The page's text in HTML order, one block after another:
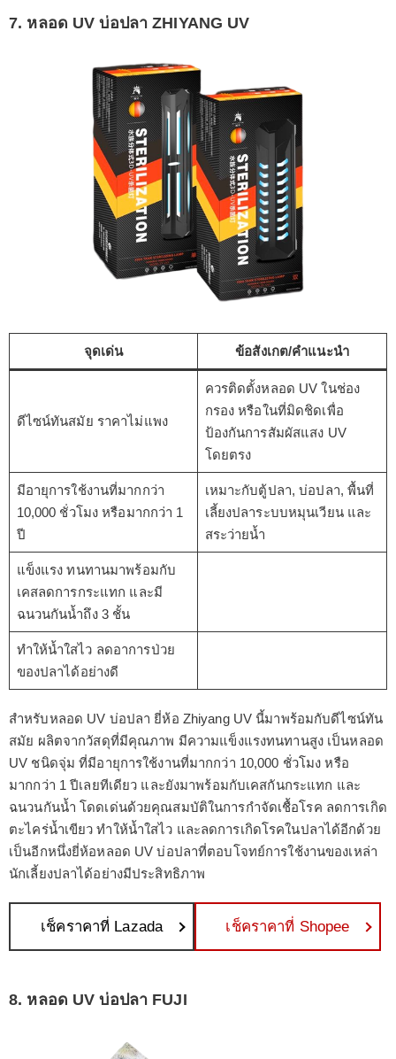
7. หลอด UV บ่อปลา ZHIYANG UV
จุดเด่น ข้อสังเกต/คำแนะนำ
ดีไซน์ทันสมัย ราคาไม่แพง
ควรติดตั้งหลอด UV ในช่อง
กรอง หรือในที่มิดชิดเพื่อ
ป้องกันการสัมผัสแสง UV
โดยตรง
มีอายุการใช้งานที่มากกว่า
10,000 ชั่วโมง หรือมากกว่า 1
ปี
เหมาะกับตู้ปลา, บ่อปลา, พื้นที่
เลี้ยงปลาระบบหมุนเวียน และ
สระว่ายน้ำ
แข็งแรง ทนทานมาพร้อมกับ
เคสลดการกระแทก และมี
ฉนวนกันน้ำถึง 3 ชั้น
ทำให้น้ำใสไว ลดอาการป่วย
ของปลาได้อย่างดี
สำหรับหลอด UV บ่อปลา ยี่ห้อ Zhiyang UV นี้มาพร้อมกับดีไซน์ทัน
สมัย ผลิตจากวัสดุที่มีคุณภาพ มีความแข็งแรงทนทานสูง เป็นหลอด
UV ชนิดจุ่ม ที่มีอายุการใช้งานที่มากกว่า 10,000 ชั่วโมง หรือ
มากกว่า 1 ปีเลยทีเดียว และยังมาพร้อมกับเคสกันกระแทก และ
ฉนวนกันน้ำ โดดเด่นด้วยคุณสมบัติในการกำจัดเชื้อโรค ลดการเกิด
ตะไคร่น้ำเขียว ทำให้น้ำใสไว และลดการเกิดโรคในปลาได้อีกด้วย
เป็นอีกหนึ่งยี่ห้อหลอด UV บ่อปลาที่ตอบโจทย์การใช้งานของเหล่า
นักเลี้ยงปลาได้อย่างมีประสิทธิภาพ
เช็คราคาที่ Lazada เช็คราคาที่ Shopee
8. หลอด UV บ่อปลา FUJI